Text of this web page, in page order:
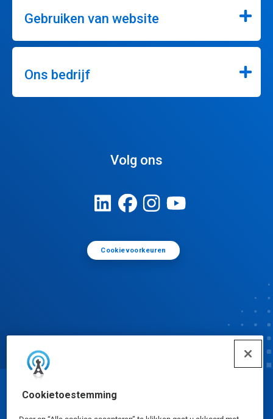
Cookietoestemming
Gebruiken van website
Ons bedrijf
Volg ons
Cookievoorkeuren
© Ecolab Inc. 2025